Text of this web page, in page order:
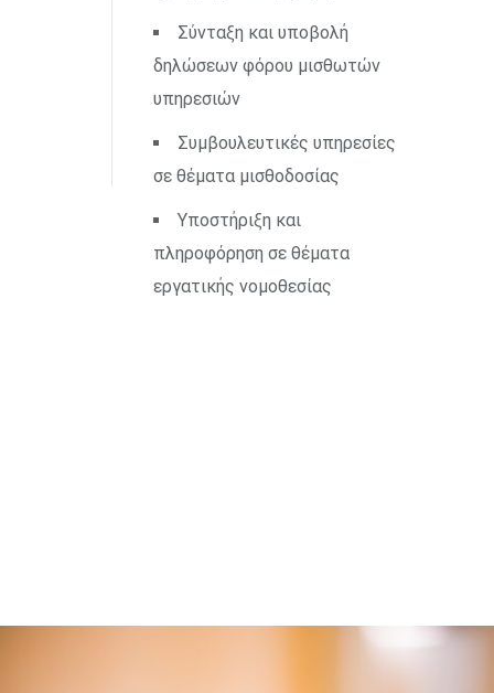
Σύνταξη και υποβολή
δηλώσεων φόρου μισθωτών
υπηρεσιών
Συμβουλευτικές υπηρεσίες
σε θέματα μισθοδοσίας
Υποστήριξη και
πληροφόρηση σε θέματα
εργατικής νομοθεσίας